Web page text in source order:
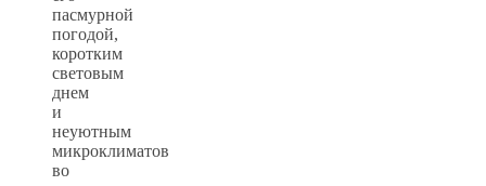
пасмурной
погодой,
коротким
световым
днем
и
неуютным
микроклиматов
во